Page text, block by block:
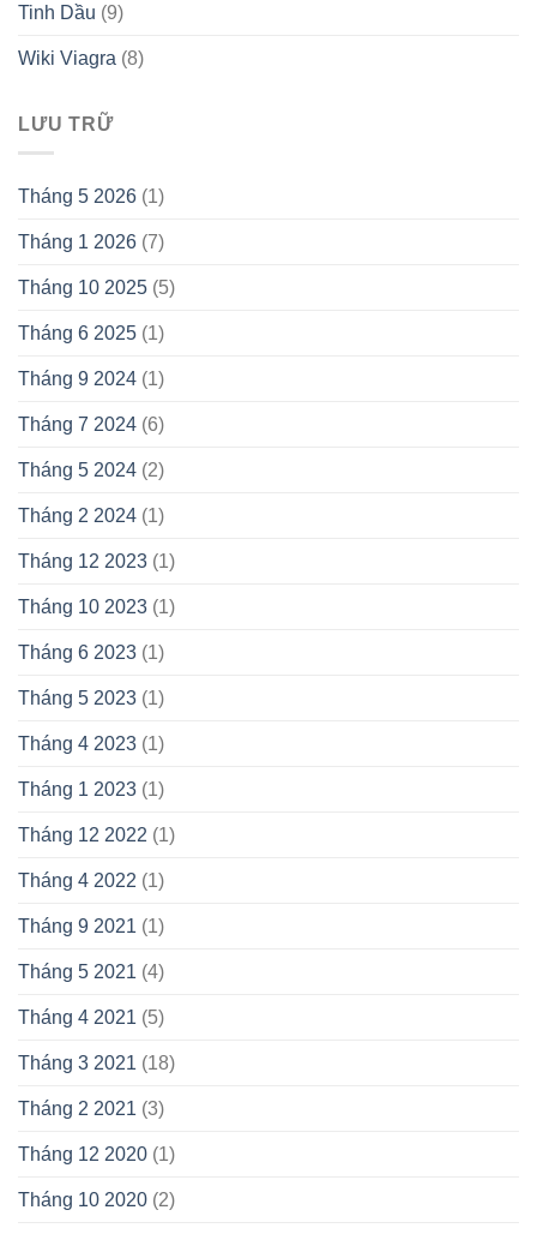
Tinh Dầu (9)
Wiki Viagra (8)
LƯU TRỮ
Tháng 5 2026 (1)
Tháng 1 2026 (7)
Tháng 10 2025 (5)
Tháng 6 2025 (1)
Tháng 9 2024 (1)
Tháng 7 2024 (6)
Tháng 5 2024 (2)
Tháng 2 2024 (1)
Tháng 12 2023 (1)
Tháng 10 2023 (1)
Tháng 6 2023 (1)
Tháng 5 2023 (1)
Tháng 4 2023 (1)
Tháng 1 2023 (1)
Tháng 12 2022 (1)
Tháng 4 2022 (1)
Tháng 9 2021 (1)
Tháng 5 2021 (4)
Tháng 4 2021 (5)
Tháng 3 2021 (18)
Tháng 2 2021 (3)
Tháng 12 2020 (1)
Tháng 10 2020 (2)